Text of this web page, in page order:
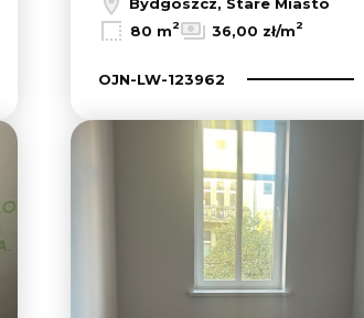
80 m2 36,00 zł/m2
OJN-LW-123962
do ulubionych